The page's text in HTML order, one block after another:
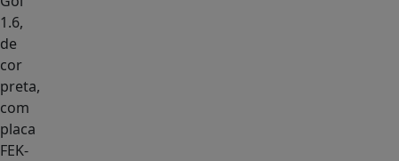
1.6,
de
cor
preta,
com
placa
FEK-